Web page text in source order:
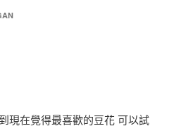
現在覺得最喜歡的豆花 可以試